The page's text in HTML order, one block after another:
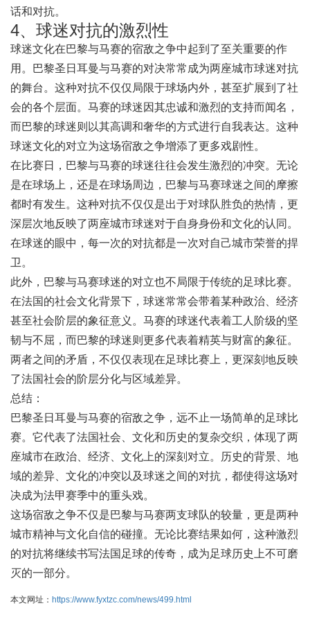
话和对抗。
4、球迷对抗的激烈性
球迷文化在巴黎与马赛的宿敌之争中起到了至关重要的作
用。巴黎圣日耳曼与马赛的对决常常成为两座城市球迷对抗
的舞台。这种对抗不仅仅局限于球场内外，甚至扩展到了社
会的各个层面。马赛的球迷因其忠诚和激烈的支持而闻名，
而巴黎的球迷则以其高调和奢华的方式进行自我表达。这种
球迷文化的对立为这场宿敌之争增添了更多戏剧性。
在比赛日，巴黎与马赛的球迷往往会发生激烈的冲突。无论
是在球场上，还是在球场周边，巴黎与马赛球迷之间的摩擦
都时有发生。这种对抗不仅仅是出于对球队胜负的热情，更
深层次地反映了两座城市球迷对于自身身份和文化的认同。
在球迷的眼中，每一次的对抗都是一次对自己城市荣誉的捍
卫。
此外，巴黎与马赛球迷的对立也不局限于传统的足球比赛。
在法国的社会文化背景下，球迷常常会带着某种政治、经济
甚至社会阶层的象征意义。马赛的球迷代表着工人阶级的坚
韧与不屈，而巴黎的球迷则更多代表着精英与财富的象征。
两者之间的矛盾，不仅仅表现在足球比赛上，更深刻地反映
了法国社会的阶层分化与区域差异。
总结：
巴黎圣日耳曼与马赛的宿敌之争，远不止一场简单的足球比
赛。它代表了法国社会、文化和历史的复杂交织，体现了两
座城市在政治、经济、文化上的深刻对立。历史的背景、地
域的差异、文化的冲突以及球迷之间的对抗，都使得这场对
决成为法甲赛季中的重头戏。
这场宿敌之争不仅是巴黎与马赛两支球队的较量，更是两种
城市精神与文化自信的碰撞。无论比赛结果如何，这种激烈
的对抗将继续书写法国足球的传奇，成为足球历史上不可磨
灭的一部分。
本文网址： https://www.fyxtzc.com/news/499.html